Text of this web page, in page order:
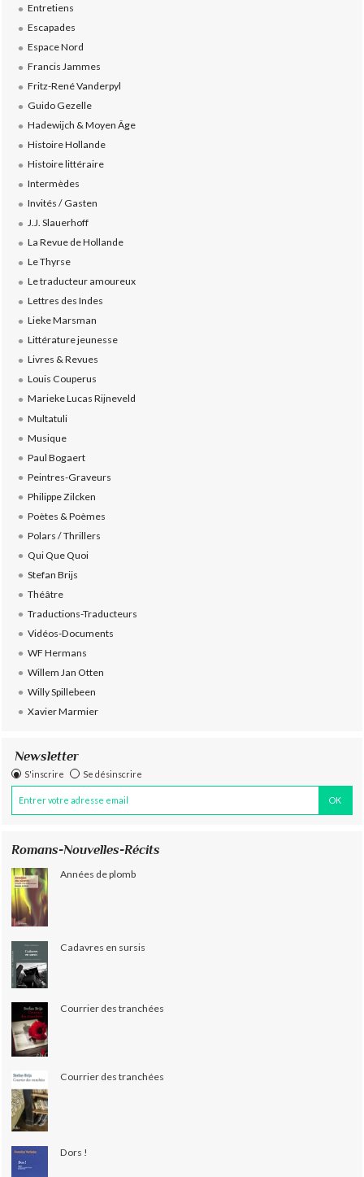
Entretiens
Escapades
Espace Nord
Francis Jammes
Fritz-René Vanderpyl
Guido Gezelle
Hadewijch & Moyen Âge
Histoire Hollande
Histoire littéraire
Intermèdes
Invités / Gasten
J.J. Slauerhoff
La Revue de Hollande
Le Thyrse
Le traducteur amoureux
Lettres des Indes
Lieke Marsman
Littérature jeunesse
Livres & Revues
Louis Couperus
Marieke Lucas Rijneveld
Multatuli
Musique
Paul Bogaert
Peintres-Graveurs
Philippe Zilcken
Poètes & Poèmes
Polars / Thrillers
Qui Que Quoi
Stefan Brijs
Théâtre
Traductions-Traducteurs
Vidéos-Documents
WF Hermans
Willem Jan Otten
Willy Spillebeen
Xavier Marmier
Newsletter
S'inscrire Se désinscrire
Romans-Nouvelles-Récits
Années de plomb
Cadavres en sursis
Courrier des tranchées
Courrier des tranchées
Dors !